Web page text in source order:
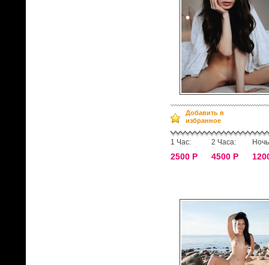
Добавить в
избранное
1 Час:
2500 Р
2 Часа:
4500 Р